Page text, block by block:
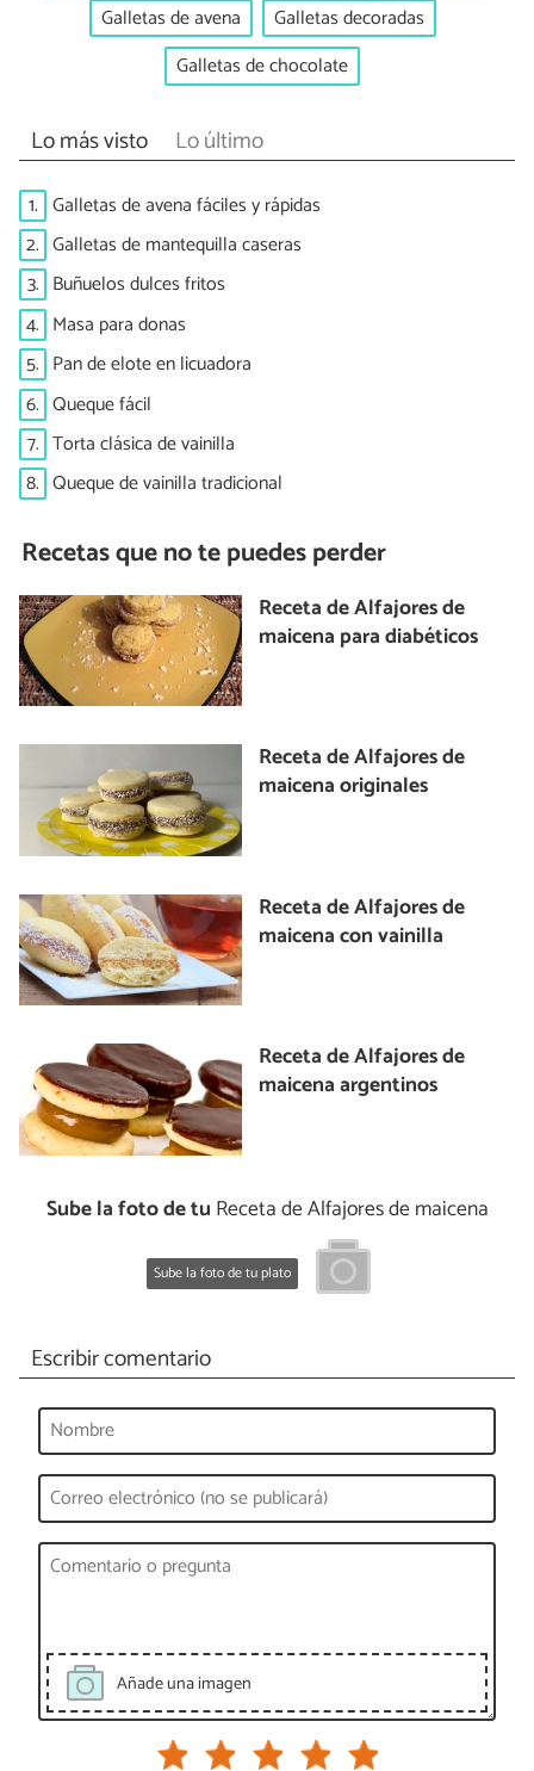
Galletas de avena
Galletas decoradas
Galletas de chocolate
Lo más visto Lo último
1. Galletas de avena fáciles y rápidas
2. Galletas de mantequilla caseras
3. Buñuelos dulces fritos
4. Masa para donas
5. Pan de elote en licuadora
6. Queque fácil
7. Torta clásica de vainilla
8. Queque de vainilla tradicional
Recetas que no te puedes perder
Receta de Alfajores de
maicena para diabéticos
Receta de Alfajores de
maicena originales
Receta de Alfajores de
maicena con vainilla
Receta de Alfajores de
maicena argentinos
Sube la foto de tu Receta de Alfajores de maicena
Sube la foto de tu plato
Escribir comentario
Añade una imagen